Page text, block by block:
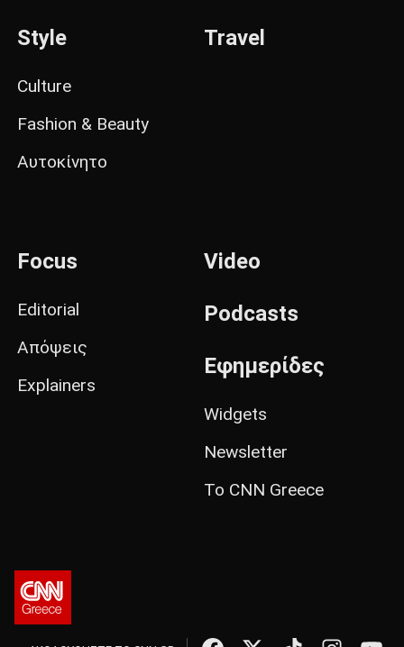
Style
Culture
Fashion & Beauty
Αυτοκίνητο
Travel
Focus
Editorial
Απόψεις
Explainers
Video
Podcasts
Εφημερίδες
Widgets
Newsletter
Το CNN Greece